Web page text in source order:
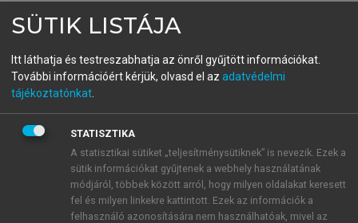
fiókoddal,vagy hozz létre új fiókot.
A regisztráció után apróbaidőszakautomatikusan
BELÉPÉS SAJÁT FIÓKKAL
ÚJ FIÓK LÉTREHOZÁSA
1 óra díjmentes hozzáférés
SÜTIK LISTÁJA
Itt láthatja és testreszabhatja az önről gyűjtött információkat.
További információért kérjük, olvasd el az adatvédelmi
tájékoztatónkat
STATISZTIKA
A statisztikai sütiket „teljesítménysütiknek” is nevezik. Ezek a
sütik információkat gyűjtenek a webhely használatának
módjáról, többek között arról, hogy milyen oldalakat keresett
fel és milyen linkekre kattintott. Ezek az információk a
felhasználó azonosítására nem használhatóak, mivel az